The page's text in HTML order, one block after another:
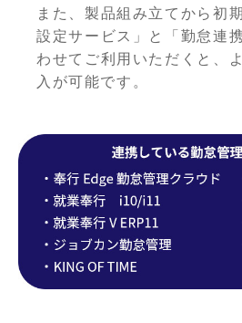
また、製品組み立てから初
設定サービス」と「勤怠連
わせてご利用いただくと、
入が可能です。